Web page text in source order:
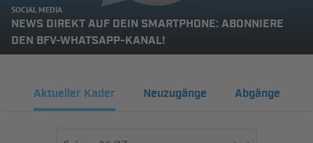
SOCIAL MEDIA
NEWS DIREKT AUF DEIN SMARTPHONE: ABONNIERE
DEN BFV-WHATSAPP-KANAL!
Aktueller Kader Neuzugänge Abgänge